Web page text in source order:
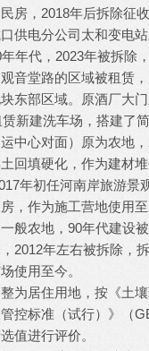
房，2018年后拆除征
供电分公司太和变电站
年代，2023年被拆除
音堂路的区域被租赁
东部区域。原酒厂大
新建洗车场，搭建了
中心对面）原为农地
回填硬化，作为建材
年初任河南岸旅游景
，作为施工营地使用至
般农地，90年代建设
2012年左右被拆除，
使用至今。
为居住用地，按《土
控标准（试行）》（
值进行评价。